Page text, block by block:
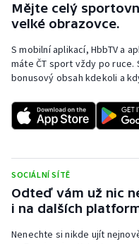
Rychlobruslení
Rychlostní kanoistika
Short track
Sportovní střelba
Triatlon
Mějte celý
velké obrazovce.
S mobilní aplikací, HbbTV a
máte ČT sport vždy po
bonusový obsah kdekoli a
SOCIÁLNÍ SÍTĚ
Odteď vám už nic
i na dalších
Nenechte si nikde ujít